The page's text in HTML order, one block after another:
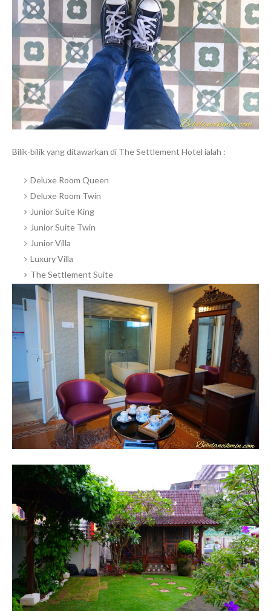
Bilik-bilik yang ditawarkan di The Settlement Hotel ialah :
Deluxe Room Queen
Deluxe Room Twin
Junior Suite King
Junior Suite Twin
Junior Villa
Luxury Villa
The Settlement Suite